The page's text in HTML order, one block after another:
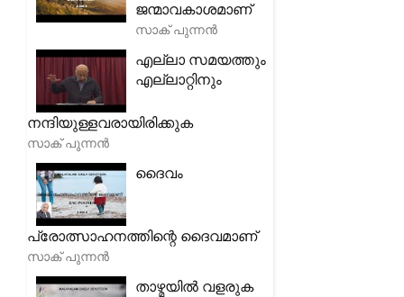
ജന്മാവകാശമാണ്
സാക് പുന്നൻ
എല്ലാ സമയത്തും
എല്ലാറ്റിനും
നന്ദിയുള്ളവരായിരിക്കുക
സാക് പുന്നൻ
ദൈവം
പ്രോത്സാഹനത്തിന്റെ ദൈവമാണ്
സാക് പുന്നൻ
താഴ്മയിൽ വളരുക